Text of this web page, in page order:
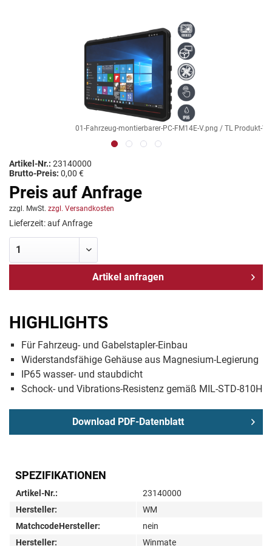
01-Fahrzeug-montierbarer-PC-FM14E-V.png / TL Produkt-
Artikel-Nr.: 23140000
Brutto-Preis: 0,00 €
Preis auf Anfrage
zzgl. MwSt. zzgl. Versandkosten
Lieferzeit: auf Anfrage
Artikel anfragen
HIGHLIGHTS
Für Fahrzeug- und Gabelstapler-Einbau
Widerstandsfähige Gehäuse aus Magnesium-Legierung
IP65 wasser- und staubdicht
Schock- und Vibrations-Resistenz gemäß MIL-STD-810H
Download PDF-Datenblatt
SPEZIFIKATIONEN
Artikel-Nr.:
23140000
Hersteller:
WM
MatchcodeHersteller:
nein
Hersteller:
Winmate